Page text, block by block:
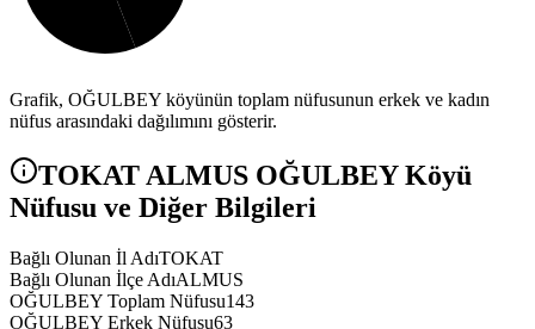
Grafik, OĞULBEY köyünün toplam nüfusunun erkek ve kadın
nüfus arasındaki dağılımını gösterir.
TOKAT ALMUS OĞULBEYKöyü
Nüfusu ve Diğer Bilgileri
Bağlı Olunan İl AdıTOKAT
Bağlı Olunan İlçe AdıALMUS
OĞULBEY Toplam Nüfusu143
OĞULBEY Erkek Nüfusu63